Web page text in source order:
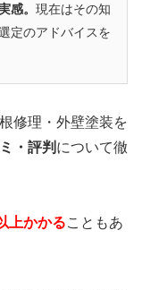
感。 現在はその知
定のアドバイスを
修理・外壁塗装を
・評判 について徹
上かかることもあ